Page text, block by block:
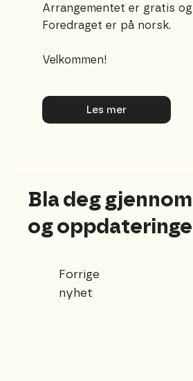
Arrangementet er gratis
Foredraget er på norsk.
Velkommen!
Les mer
Bla deg
og
Forrige
nyhet